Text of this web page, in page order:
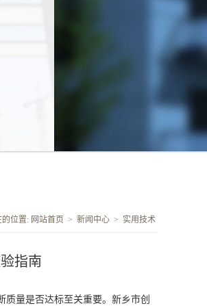
的位置: 网站首页 > 新闻中心 > 实用技术
指南
量是否达标至关重要。新乡市创